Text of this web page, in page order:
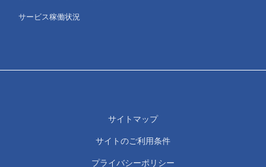
サービス稼働状況
サイトマップ
サイトのご利用条件
プライバシーポリシー